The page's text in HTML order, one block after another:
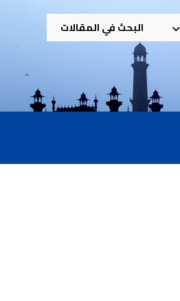
البحث في المقالات